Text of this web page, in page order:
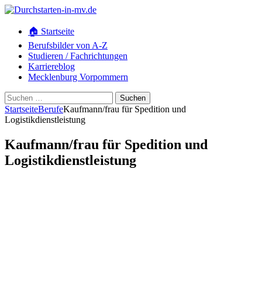
🏠 Startseite
Berufsbilder von A-Z
Studieren / Fachrichtungen
Karriereblog
Mecklenburg Vorpommern
Suchen
nach:
StartseiteBerufeKaufmann/frau für Spedition und
Logistikdienstleistung
Kaufmann/frau für Spedition und
Logistikdienstleistung